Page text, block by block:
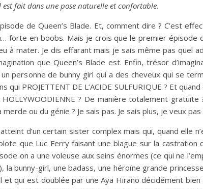
est fait dans une pose naturelle et confortable.
de Queen’s Blade. Et, comment dire ? C’est
forte en boobs. Mais je crois que le premier épisode
à mater. Je dis effarant mais je sais même pas quel
que Queen’s Blade est. Enfin, trésor
personne de bunny girl qui a des cheveux qui se
qui PROJETTENT DE L’ACIDE SULFURIQUE ? Et
HOLLYWOODIENNE ? De manière totalement gratuite
merde ou du génie ? Je sais pas. Je sais plus, je veux
d’un certain sister complex mais qui, quand elle
que Luc Ferry faisant une blague sur la castration
on a une voleuse aux seins énormes (ce qui ne
la bunny-girl, une badass, une héroïne grande
et qui est doublée par une Aya Hirano décidément